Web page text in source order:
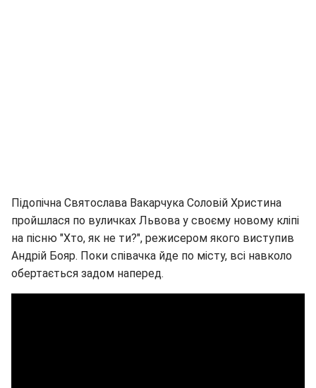
Підопічна Святослава Вакарчука Соловій Христина
пройшлася по вуличках Львова у своєму новому кліпі
на пісню "Хто, як не ти?", режисером якого виступив
Андрій Бояр. Поки співачка йде по місту, всі навколо
обертається задом наперед.